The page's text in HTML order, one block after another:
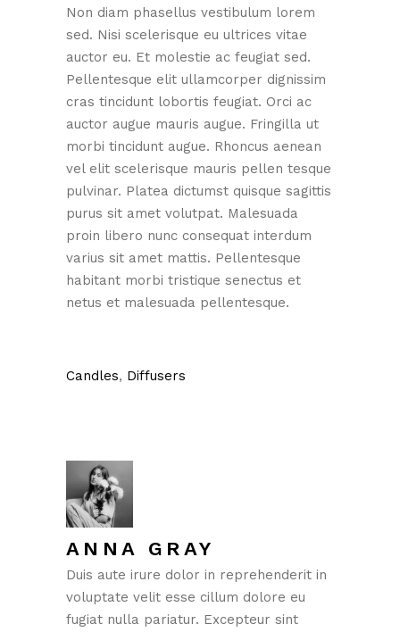
Non diam phasellus vestibulum lorem
sed. Nisi scelerisque eu ultrices vitae
auctor eu. Et molestie ac feugiat sed.
Pellentesque elit ullamcorper dignissim
cras tincidunt lobortis feugiat. Orci ac
auctor augue mauris augue. Fringilla ut
morbi tincidunt augue. Rhoncus aenean
vel elit scelerisque mauris pellen tesque
pulvinar. Platea dictumst quisque sagittis
purus sit amet volutpat. Malesuada
proin libero nunc consequat interdum
varius sit amet mattis. Pellentesque
habitant morbi tristique senectus et
netus et malesuada pellentesque.
Candles, Diffusers
ANNA GRAY
Duis aute irure dolor in reprehenderit in
voluptate velit esse cillum dolore eu
fugiat nulla pariatur. Excepteur sint